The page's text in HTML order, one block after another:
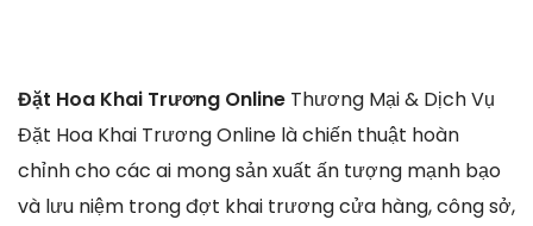
Đặt Hoa Khai Trương Online Thương Mại & Dịch Vụ
Đặt Hoa Khai Trương Online là chiến thuật hoàn
chỉnh cho các ai mong sản xuất ấn tượng mạnh bạo
và lưu niệm trong đợt khai trương cửa hàng, công sở,